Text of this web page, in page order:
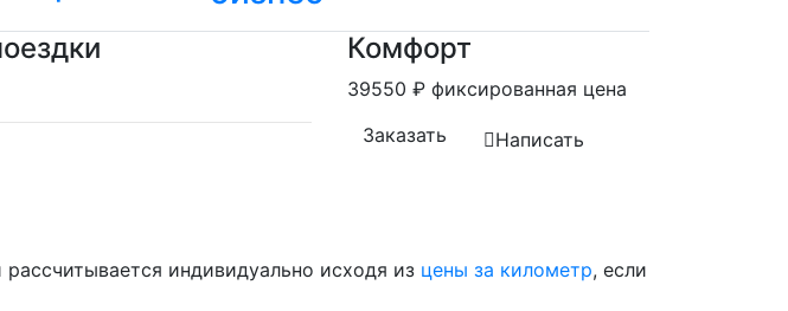
Комфорт
39550 ₽ фиксированная цена
Заказать
Написать
индивидуально исходя из цены за километр, если